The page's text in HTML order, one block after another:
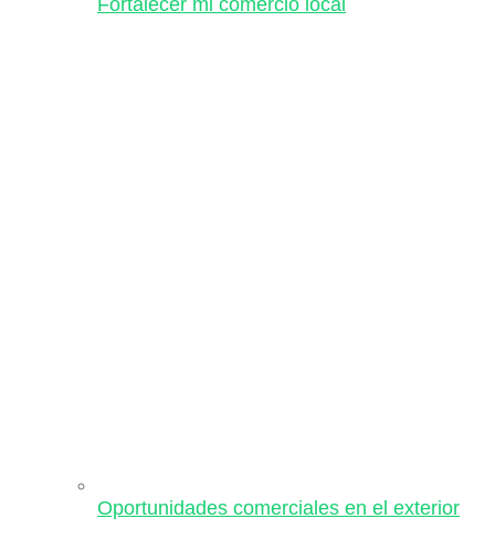
Oportunidades comerciales en el exterior